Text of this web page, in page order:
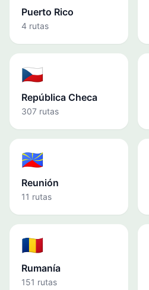
Puerto Rico
4 rutas
🇨🇿
República Checa
307 rutas
🇷🇪
Reunión
11 rutas
🇷🇴
Rumanía
151 rutas